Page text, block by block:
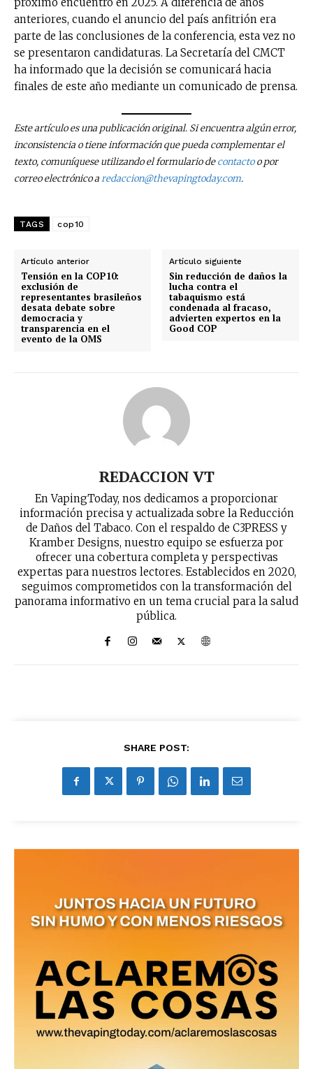
anteriores, cuando el anuncio del país anfitrión era
parte de las conclusiones de la conferencia, esta vez no
se presentaron candidaturas. La Secretaría del CMCT
ha informado que la decisión se comunicará hacia
finales de este año mediante un comunicado de prensa.
Este artículo es una publicación original. Si encuentra algún error,
inconsistencia o tiene información que pueda complementar el
texto, comuníquese utilizando el formulario decontactoo por
correo electrónico aredaccion@thevapingtoday.com.
TAGS cop10
Artículo anterior
Tensión en la COP10:
exclusión de
representantes brasileños
desata debate sobre
democracia y
transparencia en el
evento de la OMS
Artículo siguiente
Sin reducción de daños la
lucha contra el
tabaquismo está
condenada al fracaso,
advierten expertos en la
Good COP
REDACCION VT
En VapingToday, nos dedicamos a proporcionar
información precisa y actualizada sobre la Reducción
de Daños del Tabaco. Con el respaldo de C3PRESS y
Kramber Designs, nuestro equipo se esfuerza por
ofrecer una cobertura completa y perspectivas
expertas para nuestros lectores. Establecidos en 2020,
seguimos comprometidos con la transformación del
panorama informativo en un tema crucial para la salud
pública.
SHARE POST: